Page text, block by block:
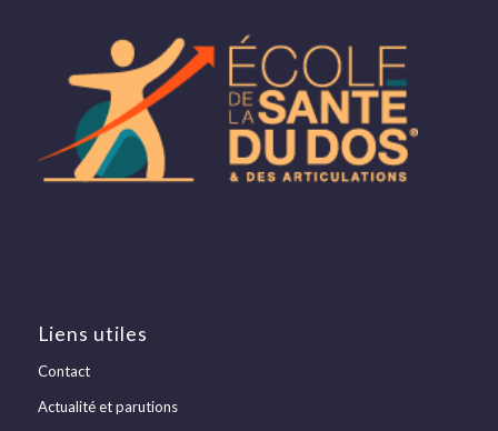
Liens utiles
Contact
Actualité et parutions